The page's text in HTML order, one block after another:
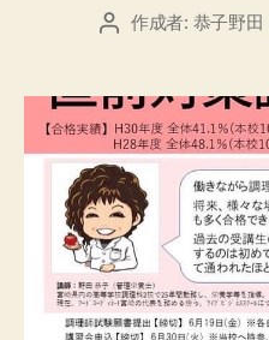
投 作成者: 恭子野田